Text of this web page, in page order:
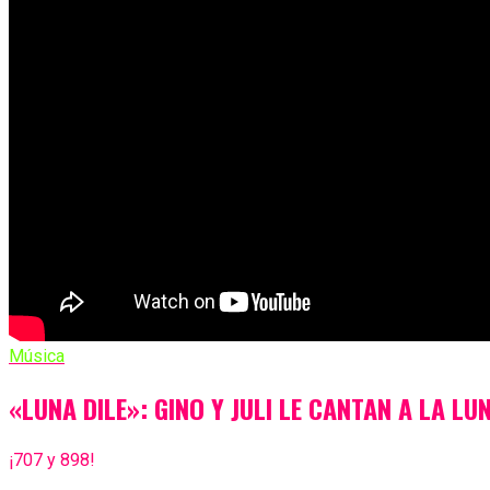
Música
«LUNA DILE»: GINO Y JULI LE CANTAN A LA
¡707 y 898!